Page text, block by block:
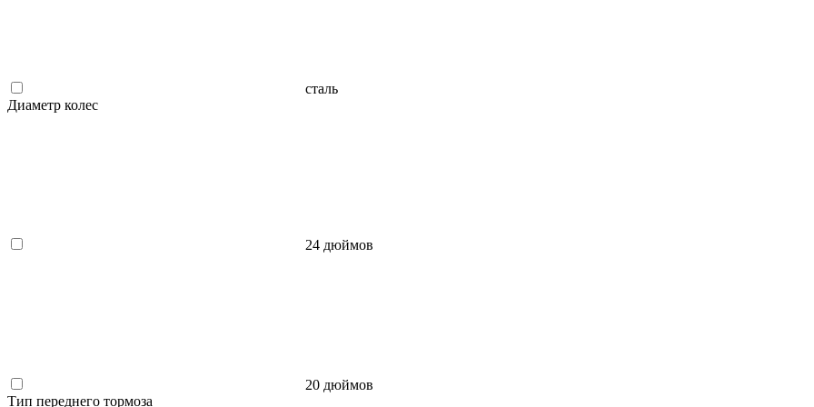
сталь
Диаметр колес
24 дюймов
20 дюймов
Тип переднего тормоза